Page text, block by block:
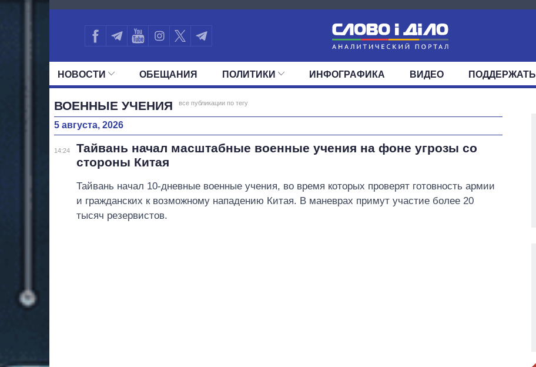
638
НОВОСТИ ОБЕЩАНИЯ ПОЛИТИКИ
ВСЕ ПОЛИТИКИ ПРЕЗИДЕНТ И ОФИС
ИНФОГРАФИКА ВИДЕО ПОДДЕРЖАТЬ
ВОЕННЫЕ УЧЕНИЯ все публикации по тегу
5 августа, 2026
14:24
Тайвань начал масштабные военные учения на фоне угрозы со
стороны Китая
Тайвань начал 10-дневные военные учения, во время которых проверят готовность армии
и гражданских к возможному нападению Китая. В маневрах примут участие более 20
тысяч резервистов.
Восемь
область стали
главной целью рф